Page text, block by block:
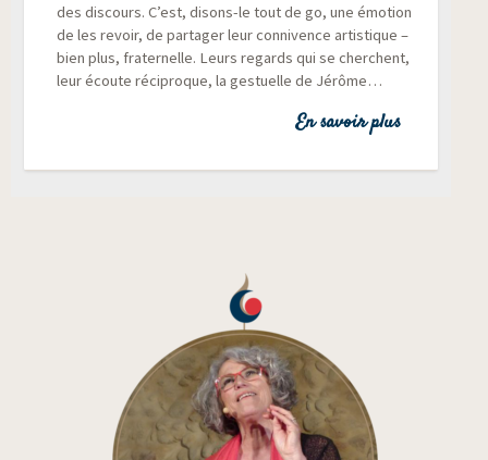
des dis­cours. C’est, disons-le tout de go, une émo­tion
de les revoir, de par­ta­ger leur conni­vence artis­tique –
bien plus, fra­ter­nelle. Leurs regards qui se cherchent,
leur écoute réci­proque, la ges­tuelle de Jérôme…
En savoir plus